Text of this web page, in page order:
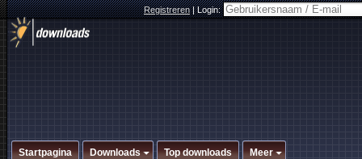
Registreren|Login:
Startpagina Downloads Top downloads Meer